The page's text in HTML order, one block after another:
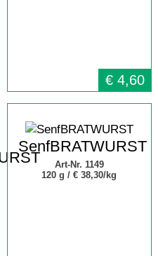
€ 4,60
SenfBRATWURST
Art-Nr. 1149
120 g /€ 38,30/kg